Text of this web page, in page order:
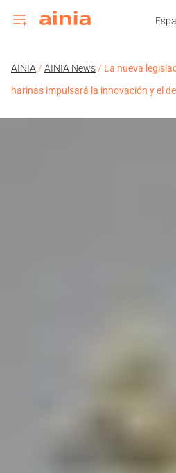
AINIA / AINIA News / La nueva
harinas impulsará la innovación y el